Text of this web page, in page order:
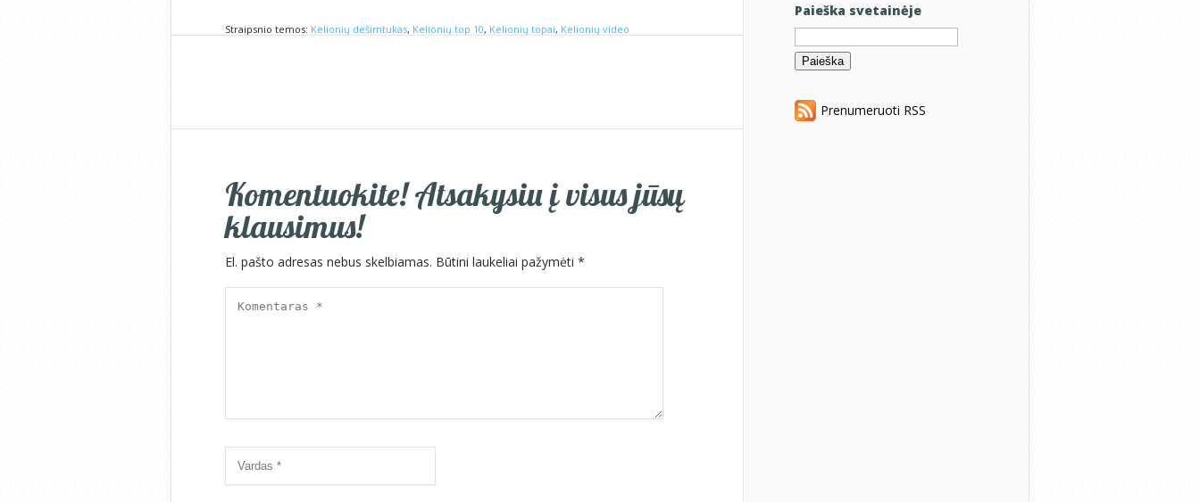
Straipsnio temos: Kelionių dešimtukas, Kelionių top 10, Kelionių topai, Kelionių video
Komentuokite! Atsakysiu į visus jūsų
klausimus!
El. pašto adresas nebus skelbiamas. Būtini laukeliai pažymėti *
Paieška svetainėje
Ieškoti:
Prenumeruoti RSS